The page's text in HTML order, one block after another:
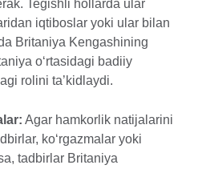
Tegishli hollarda ular
iqtiboslar yoki ular bilan
Britaniya Kengashining
o‘rtasidagi badiiy
rolini ta’kidlaydi.
Agar hamkorlik natijalarini
ko‘rgazmalar yoki
tadbirlar Britaniya